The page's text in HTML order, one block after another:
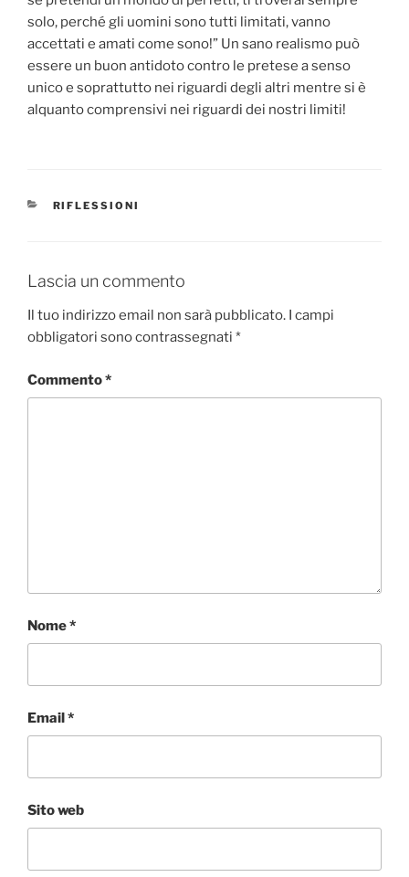
solo, perché gli uomini sono tutti limitati, vanno
accettati e amati come sono!” Un sano realismo può
essere un buon antidoto contro le pretese a senso
unico e soprattutto nei riguardi degli altri mentre si è
alquanto comprensivi nei riguardi dei nostri limiti!
CATEGORIE
RIFLESSIONI
Lascia un commento
Il tuo indirizzo email non sarà pubblicato. I campi
obbligatori sono contrassegnati *
Commento*
Nome*
Email*
Sito web